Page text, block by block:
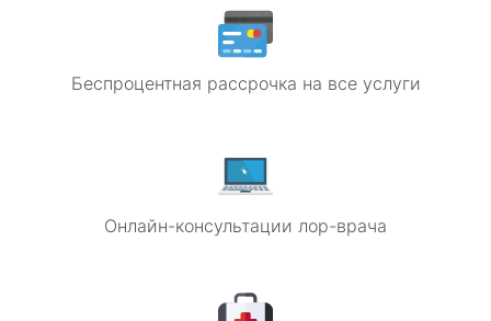
Беспроцентная рассрочка на все услуги
Онлайн-консультации лор-врача